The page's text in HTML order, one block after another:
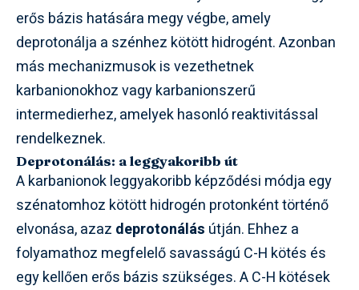
erős bázis hatására megy végbe, amely
deprotonálja a szénhez kötött hidrogént. Azonban
más mechanizmusok is vezethetnek
karbanionokhoz vagy karbanionszerű
intermedierhez, amelyek hasonló reaktivitással
rendelkeznek.
Deprotonálás: a leggyakoribb út
A karbanionok leggyakoribb képződési módja egy
szénatomhoz kötött hidrogén protonként történő
elvonása, azaz deprotonálás útján. Ehhez a
folyamathoz megfelelő savasságú C-H kötés és
egy kellően erős bázis szükséges. A C-H kötések